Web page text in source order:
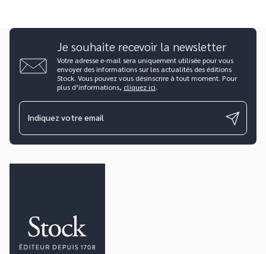
Je souhaite recevoir la newsletter
Votre adresse e-mail sera uniquement utilisée pour vous
envoyer des informations sur les actualités des éditions
Stock. Vous pouvez vous désinscrire à tout moment. Pour
plus d’informations, cliquez ici.
Indiquez votre email